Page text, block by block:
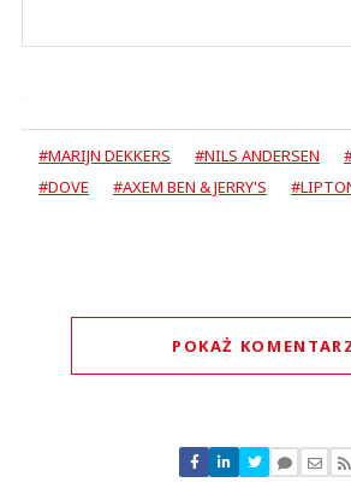
#MARIJN DEKKERS #NILS ANDERSEN
#DOVE
#AXEM BEN & JERRY'S
POKAŻ
Nie znaleziono komentarzy
Zostaw swoje